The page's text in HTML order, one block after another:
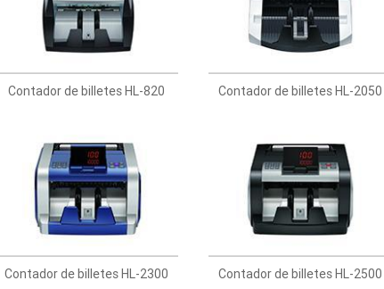
Contador de billetes HL-820 Contador de billetes HL-2050
Contador de billetes HL-2300 Contador de billetes HL-2500